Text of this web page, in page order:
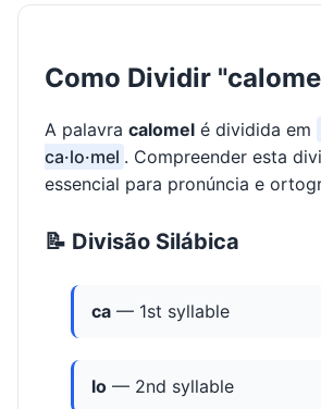
Como Dividir
A palavra calomel é dividida em
ca·lo·mel . Compreender esta
essencial para pronúncia e
📝 Divisão Silábica
ca — 1st syllable
lo — 2nd syllable